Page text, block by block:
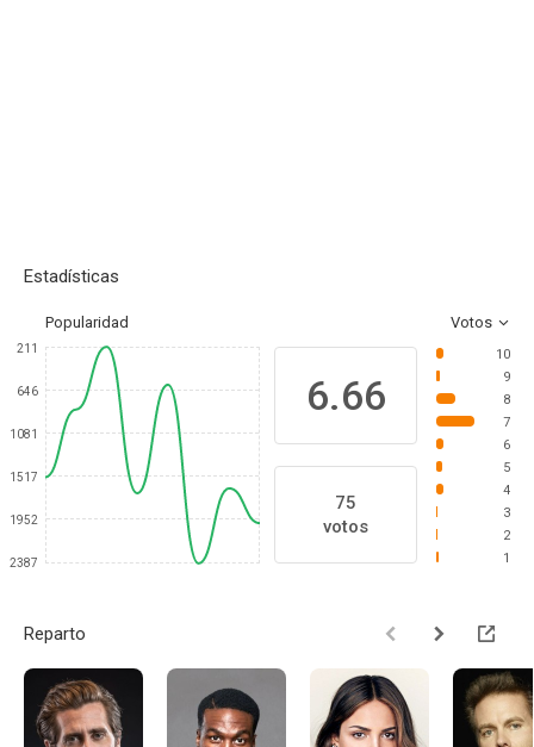
Estadísticas
Popularidad Votos
211
646
1081
1517
1952
2387
6.66
75
votos
10
9
8
7
6
5
4
3
2
1
Reparto